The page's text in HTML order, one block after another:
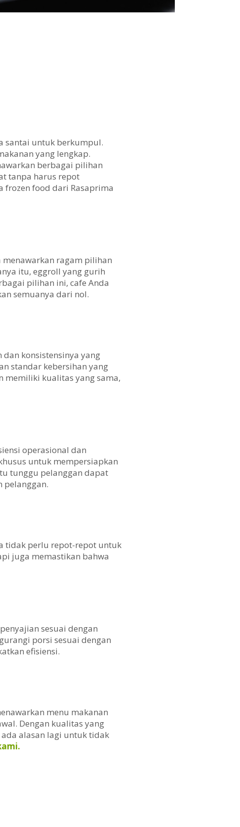
santai untuk berkumpul.
yang lengkap.
berbagai pilihan
tanpa harus repot
frozen food dari Rasaprima
menawarkan ragam pilihan
itu, eggroll yang gurih
pilihan ini, cafe Anda
semuanya dari nol.
konsistensinya yang
standar kebersihan yang
memiliki kualitas yang sama,
operasional dan
untuk mempersiapkan
tunggu pelanggan dapat
pelanggan.
tidak perlu repot-repot untuk
juga memastikan bahwa
sesuai dengan
porsi sesuai dengan
efisiensi.
menu makanan
Dengan kualitas yang
alasan lagi untuk tidak